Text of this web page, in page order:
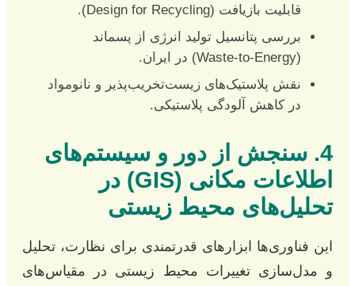
قابلیت بازیافت (Design for Recycling).
بررسی پتانسیل تولید انرژی از پسماند
(Waste-to-Energy) در ایران.
نقش پلاستیک‌های زیست‌تخریب‌پذیر و نانومواد
در کاهش آلودگی پلاستیکی.
4. سنجش از دور و سیستم‌های
اطلاعات مکانی (GIS) در
تحلیل‌های محیط زیستی
این فناوری‌ها ابزارهای قدرتمندی برای نظارت، تحلیل
و مدل‌سازی تغییرات محیط زیستی در مقیاس‌های